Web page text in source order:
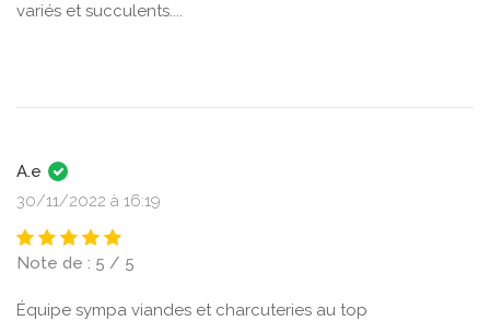
variés et succulents....
A.e
30/11/2022 à 16:19
Note de : 5 / 5
Équipe sympa viandes et charcuteries au top